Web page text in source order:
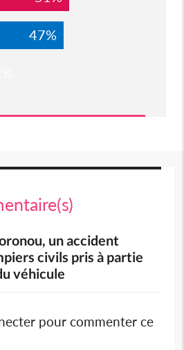
47%
un accident
civils pris à partie
véhicule
pour commenter ce